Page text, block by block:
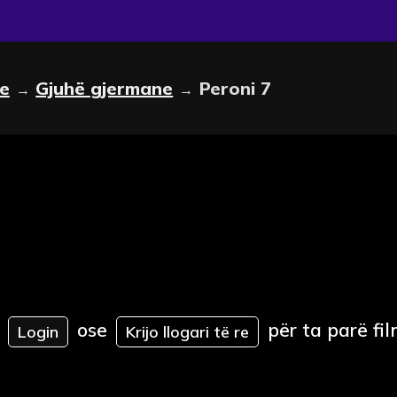
→ Gjuhë gjermane → Peroni 7
Login ose Krijo llogari të re për ta parë